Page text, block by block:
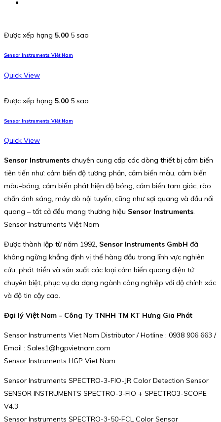
Được xếp hạng 5.00 5 sao
Sensor Instruments Việt Nam
Quick View
Được xếp hạng 5.00 5 sao
Sensor Instruments Việt Nam
Quick View
Sensor Instruments chuyên cung cấp các dòng thiết bị cảm biến
tiên tiến như: cảm biến độ tương phản, cảm biến màu, cảm biến
màu–bóng, cảm biến phát hiện độ bóng, cảm biến tam giác, rào
chắn ánh sáng, máy dò nội tuyến, cũng như sợi quang và đầu nối
quang – tất cả đều mang thương hiệu Sensor Instruments.
Sensor Instruments Việt Nam
Được thành lập từ năm 1992, Sensor Instruments GmbH đã
không ngừng khẳng định vị thế hàng đầu trong lĩnh vực nghiên
cứu, phát triển và sản xuất các loại cảm biến quang điện tử
chuyên biệt, phục vụ đa dạng ngành công nghiệp với độ chính xác
và độ tin cậy cao.
Đại lý Việt Nam – Công Ty TNHH TM KT Hưng Gia Phát
Sensor Instruments Viet Nam Distributor / Hotline : 0938 906 663 /
Email : Sales1@hgpvietnam.com
Sensor Instruments HGP Viet Nam
Sensor Instruments SPECTRO-3-FIO-JR Color Detection Sensor
SENSOR INSTRUMENTS SPECTRO-3-FIO + SPECTRO3-SCOPE
V4.3
Sensor Instruments SPECTRO-3-50-FCL Color Sensor